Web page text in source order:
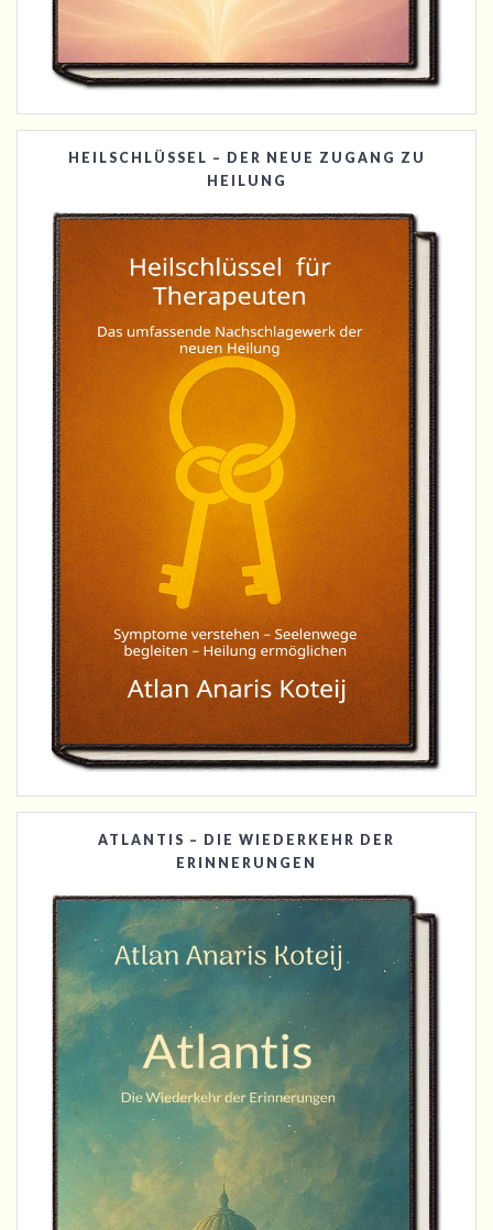
HEILSCHLÜSSEL – DER NEUE ZUGANG ZU
HEILUNG
ATLANTIS – DIE WIEDERKEHR DER
ERINNERUNGEN